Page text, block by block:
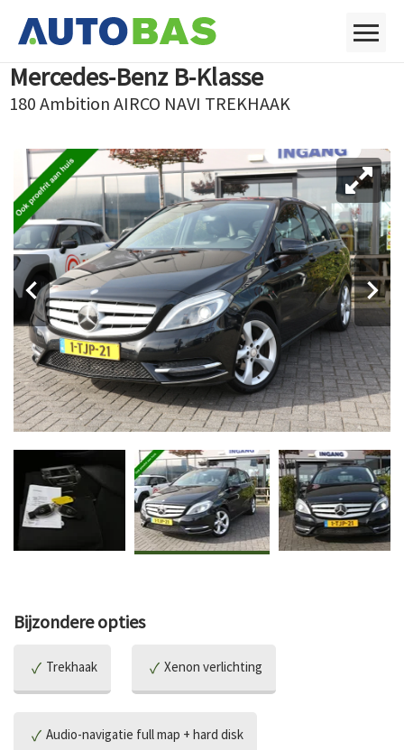
Mercedes-Benz B-Klasse
180 Ambition AIRCO NAVI TREKHAAK
Bijzondere opties
Trekhaak Xenon verlichting
Audio-navigatie full map + hard disk